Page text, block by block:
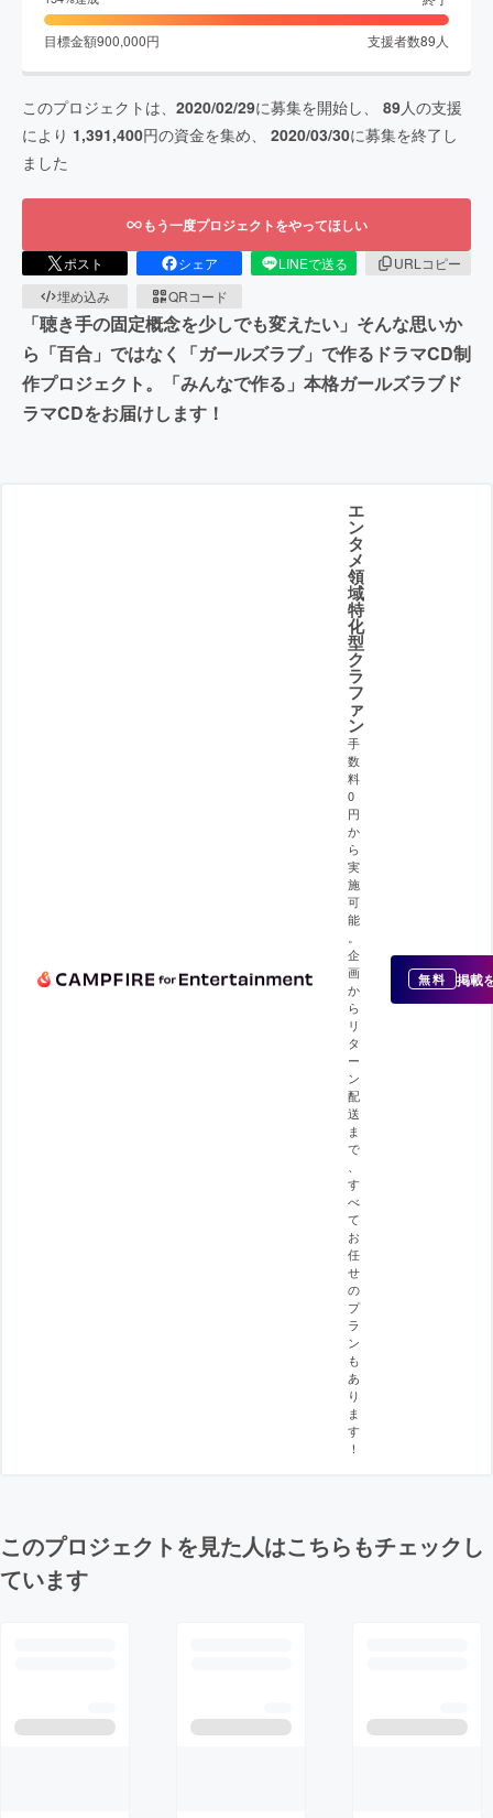
目標金額900,000円 支援者数89 人
このプロジェクトは、 2020/02/29に募集を開始し、 89人の支援
により 1,391,400円の資金を集め、 2020/03/30に募集を終了し
ました
もう一度プロジェクトをやってほしい
ポスト シェア LINEで送る
URLコピー
埋め込み
QRコード
「聴き手の固定概念を少しでも変えたい」そんな思いか
ら「百合」ではなく「ガールズラブ」で作るドラマCD制
作プロジェクト。「みんなで作る」本格ガールズラブド
ラマCDをお届けします！
エ
ン
タ
メ
領
域
特
化
型
ク
ラ
フ
ァ
ン
手
数
料
0
円
か
ら
実
施
可
能
企
画
か
ら
リ
タ
ー
ン
配
送
ま
で
す
べ
て
お
任
せ
の
プ
ラ
ン
も
あ
り
ま
す
！
無料 掲載
このプロジェクトを見た人はこちらもチェックし
ています